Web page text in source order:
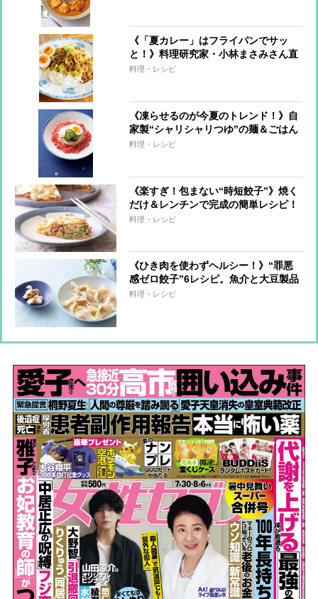
《「夏カレー」はフライパンでサッ
と！》料理研究家・小林まさみさん直
伝レシピ
料理・レシピ
《凍らせるのが今夏のトレンド！》自
家製“シャリシャリつゆ”の麺＆ごはん
7レシピ
料理・レシピ
《楽すぎ！包まない“時短餃子”》焼く
だけ＆レンチンで完成の簡単レシピ！
料理・レシピ
《ひき肉を使わずヘルシー！》“罪悪
感ゼロ餃子”6レシピ。魚介と大豆製品
で大満足！
料理・レシピ